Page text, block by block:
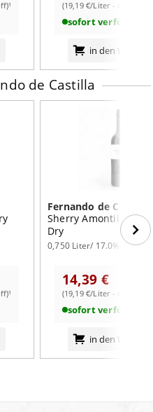
Sherry eignet sich
sorgfältig
leichten Salaten und
Stärke liegt darin,
und zugleich ein
zu kreieren, was ihn
bei jedem gehobenen
(19,19 €/Liter - ohne
sofort verfügbar
in den
de Castilla
Fernando de Castilla
Sherry Amontillado
Dry
0,750 Liter/ 17.0% vol
14,39 €
(19,19 €/Liter - ohne
sofort verfügbar
in den